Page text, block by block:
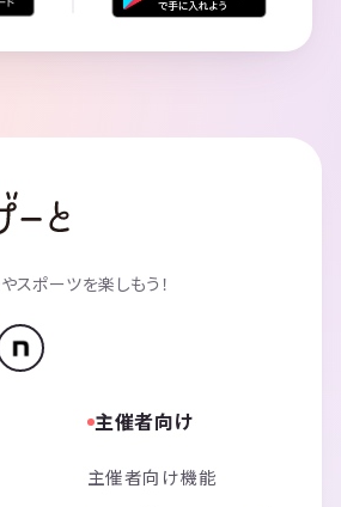
スポーツを楽しもう！
主催者向け
主催者向け機能